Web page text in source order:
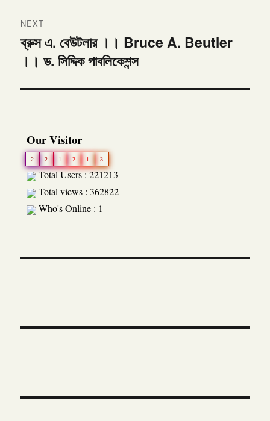
NEXT
Next
post:
ব্রুস এ. বেউটলার ।। Bruce A. Beutler
।। ড. সিদ্দিক পাবলিকেশন্স
Our Visitor
2 2 1 2 1 3
Total Users : 221213
Total views : 362822
Who's Online : 1